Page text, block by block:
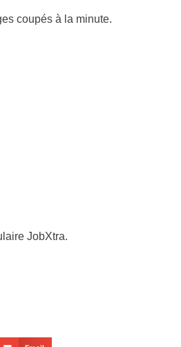
coupés à la minute.
JobXtra.